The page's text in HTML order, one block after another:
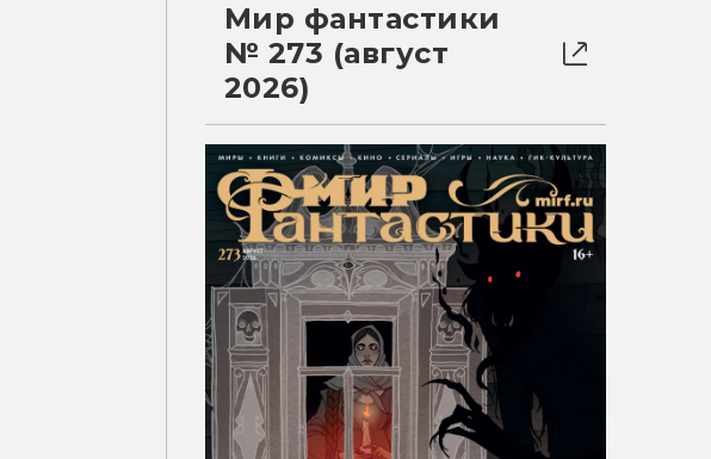
Мир фантастики
№ 273 (август
2026)